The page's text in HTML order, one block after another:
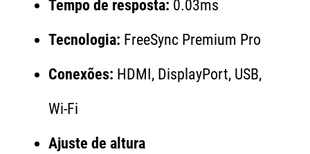
Tempo de resposta: 0.03ms
Tecnologia: FreeSync Premium Pro
Conexões: HDMI, DisplayPort, USB,
Wi-Fi
Ajuste de altura